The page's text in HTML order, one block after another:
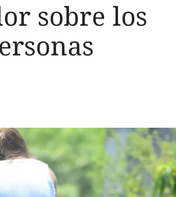
sobre los